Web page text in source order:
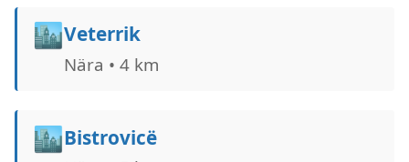
🏙️Veterrik
Nära • 4 km
🏙️Bistrovicë